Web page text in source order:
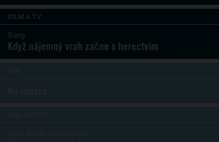
FILM A TV
Barry
Když nájemný vrah začne s herectvím